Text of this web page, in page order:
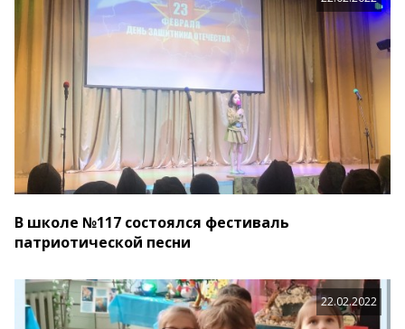
В школе №117 состоялся фестиваль
патриотической песни
22.02.2022